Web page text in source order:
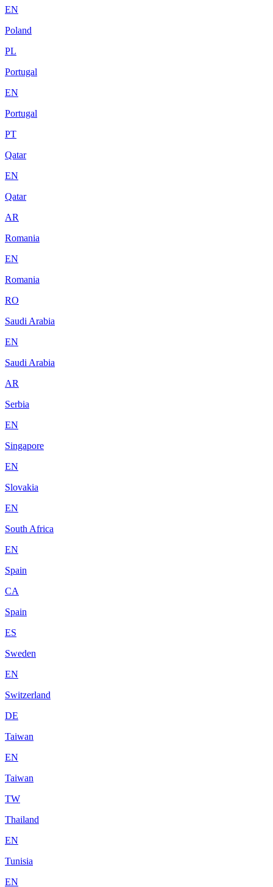
EN
Poland
PL
Portugal
EN
Portugal
PT
Qatar
EN
Qatar
AR
Romania
EN
Romania
RO
Saudi Arabia
EN
Saudi Arabia
AR
Serbia
EN
Singapore
EN
Slovakia
EN
South Africa
EN
Spain
CA
Spain
ES
Sweden
EN
Switzerland
DE
Taiwan
EN
Taiwan
TW
Thailand
EN
Tunisia
EN